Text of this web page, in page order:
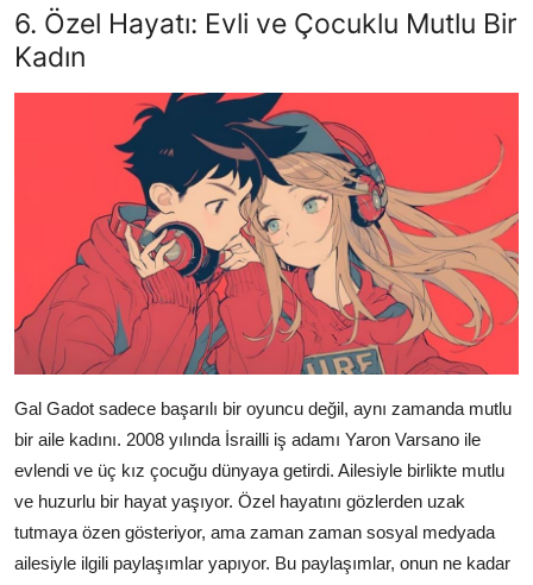
6. Özel Hayatı: Evli ve Çocuklu Mutlu Bir
Kadın
Gal Gadot sadece başarılı bir oyuncu değil, aynı zamanda mutlu
bir aile kadını. 2008 yılında İsrailli iş adamı Yaron Varsano ile
evlendi ve üç kız çocuğu dünyaya getirdi. Ailesiyle birlikte mutlu
ve huzurlu bir hayat yaşıyor. Özel hayatını gözlerden uzak
tutmaya özen gösteriyor, ama zaman zaman sosyal medyada
ailesiyle ilgili paylaşımlar yapıyor. Bu paylaşımlar, onun ne kadar